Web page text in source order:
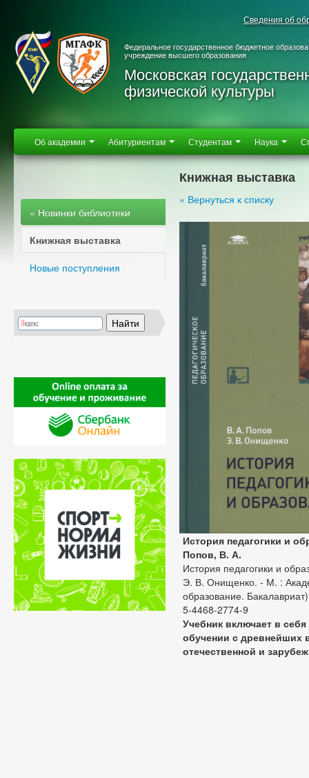
Сведения об
Федеральное государственное бюджетное
учреждение высшего образования
Московская
физической культуры
Об академии Абитуриентам Студентам Наука
« Новинки библиотеки
Книжная выставка
Новые поступления
Книжная выставка
« Вернуться к списку
История педагогики и
Попов, В. А.
История педагогики и
Э. В. Онищенко. - М. :
образование.
5-4468-2774-9
Учебник включает в
обучении с древнейших
отечественной и